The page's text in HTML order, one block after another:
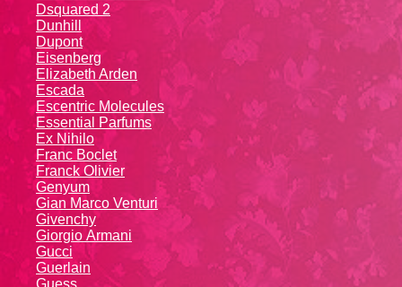
Dsquared 2
Dunhill
Dupont
Eisenberg
Elizabeth Arden
Escada
Escentric Molecules
Essential Parfums
Ex Nihilo
Franc Boclet
Franck Olivier
Genyum
Gian Marco Venturi
Givenchy
Giоrgio Аrmаni
Gucci
Guerlain